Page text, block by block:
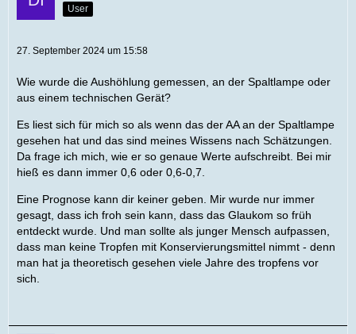
User
27. September 2024 um 15:58
Wie wurde die Aushöhlung gemessen, an der Spaltlampe oder
aus einem technischen Gerät?
Es liest sich für mich so als wenn das der AA an der Spaltlampe
gesehen hat und das sind meines Wissens nach Schätzungen.
Da frage ich mich, wie er so genaue Werte aufschreibt. Bei mir
hieß es dann immer 0,6 oder 0,6-0,7.
Eine Prognose kann dir keiner geben. Mir wurde nur immer
gesagt, dass ich froh sein kann, dass das Glaukom so früh
entdeckt wurde. Und man sollte als junger Mensch aufpassen,
dass man keine Tropfen mit Konservierungsmittel nimmt - denn
man hat ja theoretisch gesehen viele Jahre des tropfens vor
sich.